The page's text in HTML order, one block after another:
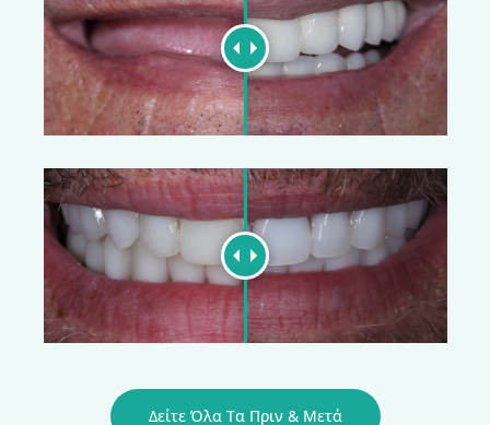
Δείτε Όλα Τα Πριν & Μετά